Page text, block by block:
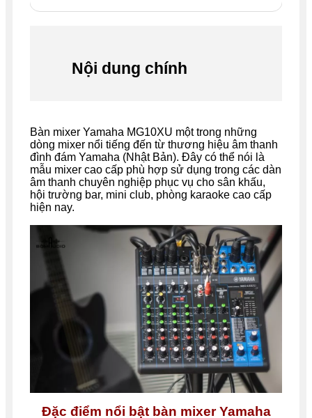
Nội dung chính
Bàn mixer Yamaha MG10XU một trong những
dòng mixer nổi tiếng đến từ thương hiệu âm thanh
đình đám Yamaha (Nhật Bản). Đây có thể nói là
mẫu mixer cao cấp phù hợp sử dụng trong các dàn
âm thanh chuyên nghiệp phục vụ cho sân khấu,
hội trường bar, mini club, phòng karaoke cao cấp
hiện nay.
Đặc điểm nổi bật bàn mixer Yamaha